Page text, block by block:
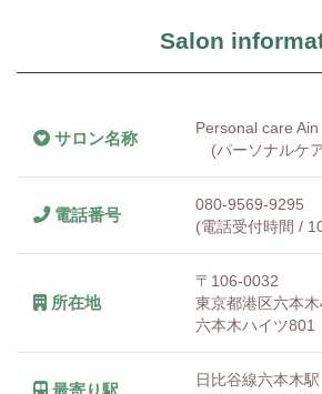
Salon
サロン名称
Personal care Ain
(パーソナルケア
電話番号
080-9569-9295
(電話受付時間 /
所在地
〒106-0032
東京都港区六本
六本木ハイツ801
最寄り駅
日比谷線六本木駅